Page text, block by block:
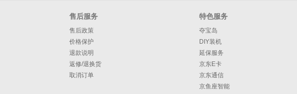
售后服务
售后政策
价格保护
退款说明
返修/退换货
取消订单
特色服务
夺宝岛
DIY装机
延保服务
京东E卡
京东通信
京鱼座智能